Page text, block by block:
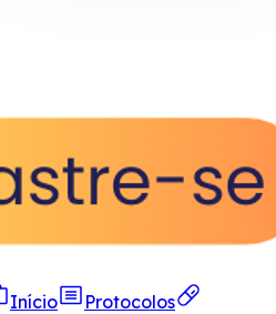
Início
Protocolos